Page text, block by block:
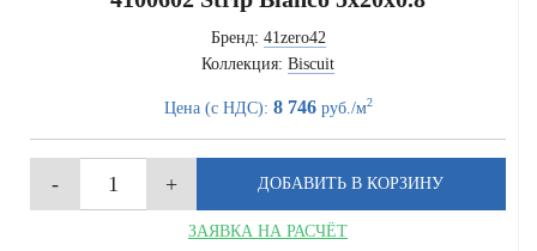
Бренд: 41zero42
Коллекция: Biscuit
Цена (с НДС): 8 746руб./м2
ЗАЯВКА НА РАСЧЁТ